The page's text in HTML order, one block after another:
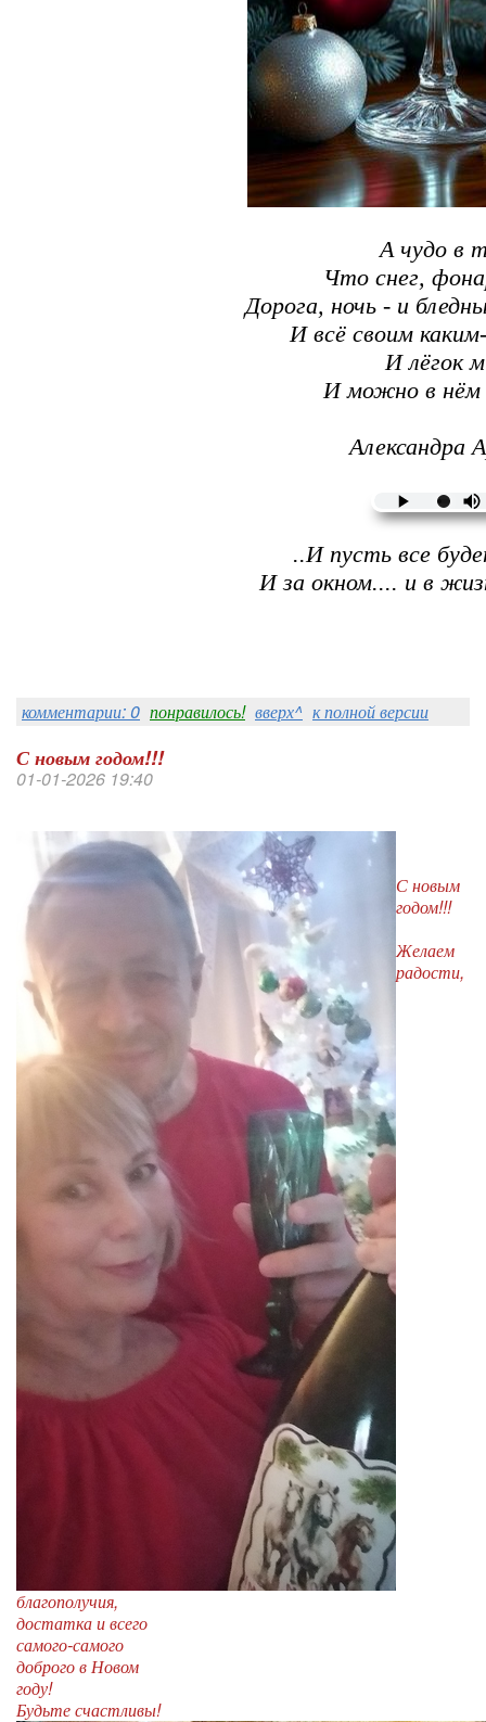
А чудо в
Что снег,
Дорога, ночь - и
И всё своим
И лёгок
И можно в
Александра
..И пусть все
И за окном.... и в
комментарии: 0 понравилось! вверх^ к полной версии
С новым годом!!!
01-01-2026 19:40
С новым
годом!!!
Желаем
радости,
благополучия,
достатка и всего
самого-самого
доброго в Новом
году!
Будьте счастливы!